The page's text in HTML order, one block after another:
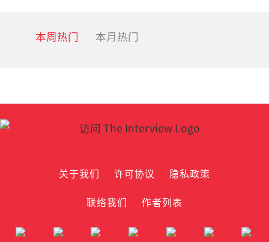
本周热门 本月热门
关于我们 许可协议
隐私政策
联络我们
作者列表